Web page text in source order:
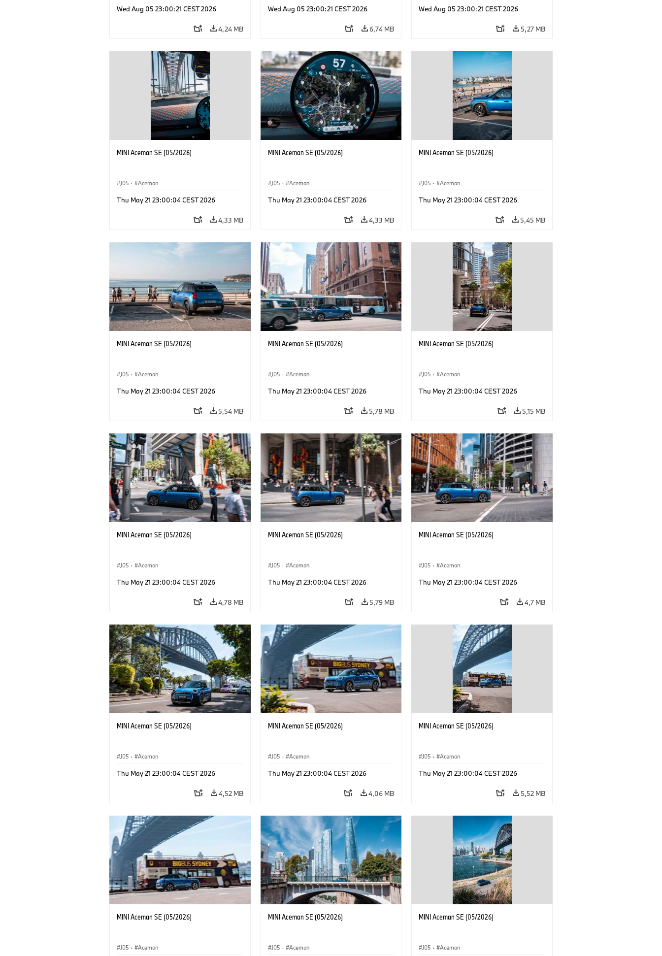
Wed Aug 05 23:00:21 CEST 2026
4,24 MB
Wed Aug 05 23:00:21 CEST 2026
6,74 MB
Wed Aug 05 23:00:21 CEST 2026
5,27 MB
MINI Aceman SE (05/2026)
J05 · Aceman
Thu May 21 23:00:04 CEST 2026
4,33 MB
MINI Aceman SE (05/2026)
J05 · Aceman
Thu May 21 23:00:04 CEST 2026
4,33 MB
MINI Aceman SE (05/2026)
J05 · Aceman
Thu May 21 23:00:04 CEST 2026
5,45 MB
MINI Aceman SE (05/2026)
J05 · Aceman
Thu May 21 23:00:04 CEST 2026
5,54 MB
MINI Aceman SE (05/2026)
J05 · Aceman
Thu May 21 23:00:04 CEST 2026
5,78 MB
MINI Aceman SE (05/2026)
J05 · Aceman
Thu May 21 23:00:04 CEST 2026
5,15 MB
MINI Aceman SE (05/2026)
J05 · Aceman
Thu May 21 23:00:04 CEST 2026
4,78 MB
MINI Aceman SE (05/2026)
J05 · Aceman
Thu May 21 23:00:04 CEST 2026
5,79 MB
MINI Aceman SE (05/2026)
J05 · Aceman
Thu May 21 23:00:04 CEST 2026
4,7 MB
MINI Aceman SE (05/2026)
J05 · Aceman
Thu May 21 23:00:04 CEST 2026
4,52 MB
MINI Aceman SE (05/2026)
J05 · Aceman
Thu May 21 23:00:04 CEST 2026
4,06 MB
MINI Aceman SE (05/2026)
J05 · Aceman
Thu May 21 23:00:04 CEST 2026
5,52 MB
MINI Aceman SE (05/2026)
J05 · Aceman
MINI Aceman SE (05/2026)
J05 · Aceman
MINI Aceman SE (05/2026)
J05 · Aceman